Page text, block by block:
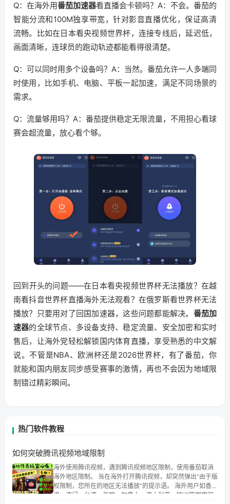
Q：在海外用番茄加速器看直播会卡顿吗？A：不会。番茄的
智能分流和100M独享带宽，针对影音直播优化，保证高清
流畅。比如在日本看央视频世界杯，连接专线后，延迟低，
画面清晰，连球员的跑动轨迹都能看得很清楚。
Q：可以同时用多个设备吗？A：当然。番茄允许一人多端同
时使用，比如手机、电脑、平板一起加速，满足不同场景的
需求。
Q：流量够用吗？A：番茄提供稳定无限流量，不用担心看球
赛会超流量，放心看个够。
回到开头的问题——在日本看央视频世界杯无法播放？在越
南看抖音世界杯直播海外无法观看？在俄罗斯看世界杯无法
播放？只要用对了回国加速器，这些问题都能解决。 番茄加
速器的全球节点、多设备支持、稳定流量、安全加密和实时
售后，让海外党轻松解锁国内体育直播，享受熟悉的中文解
说。不管是NBA、欧洲杯还是2026世界杯，有了番茄，你
就能和国内朋友同步感受赛事的激情，再也不会因为地域限
制错过精彩瞬间。
热门软件教程
如何突破腾讯视频地域限制
海外使用腾讯视频，遇到腾讯视频地区限制，使用番茄取消
海外地区限制。 当在海外打开腾讯视频，却突然弹出“由于版
权限制，您所在的地区无法播放”的提示语。 海外用户如香
港、澳门、台湾、美国、加拿大、澳大利亚、欧洲等国家和